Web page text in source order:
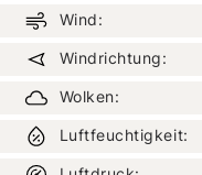
Wind:
Windrichtung:
Wolken:
Luftfeuchtigkeit: